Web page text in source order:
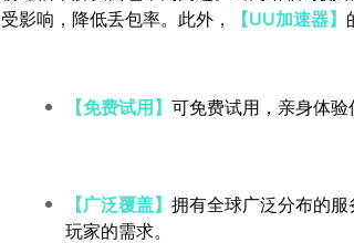
受影响，降低丢包率。此外，
【UU加速器】
【免费试用】可免费试用，亲身体验
【广泛覆盖】拥有全球广泛分布的
玩家的需求。